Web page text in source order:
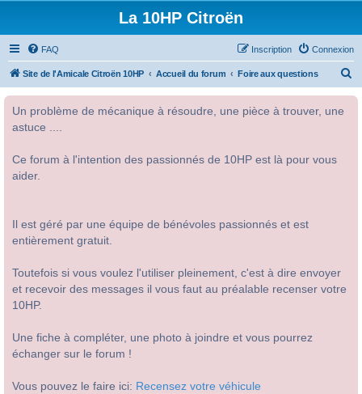
La 10HP Citroën
FAQ Connexion
Inscription
Site de l'Amicale Citroën 10HP Accueil du forum Foire aux questions
Un problème de mécanique à résoudre, une pièce à trouver, une
astuce ....
Ce forum à l'intention des passionnés de 10HP est là pour vous
aider.
Il est géré par une équipe de bénévoles passionnés et est
entièrement gratuit.
Toutefois si vous voulez l'utiliser pleinement, c'est à dire envoyer
et recevoir des messages il vous faut au préalable recenser votre
10HP.
Une fiche à compléter, une photo à joindre et vous pourrez
échanger sur le forum !
Vous pouvez le faire ici: Recensez votre véhicule